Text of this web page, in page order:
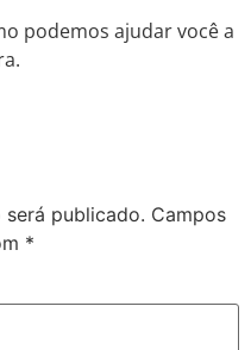
podemos ajudar você a
será publicado. Campos
*